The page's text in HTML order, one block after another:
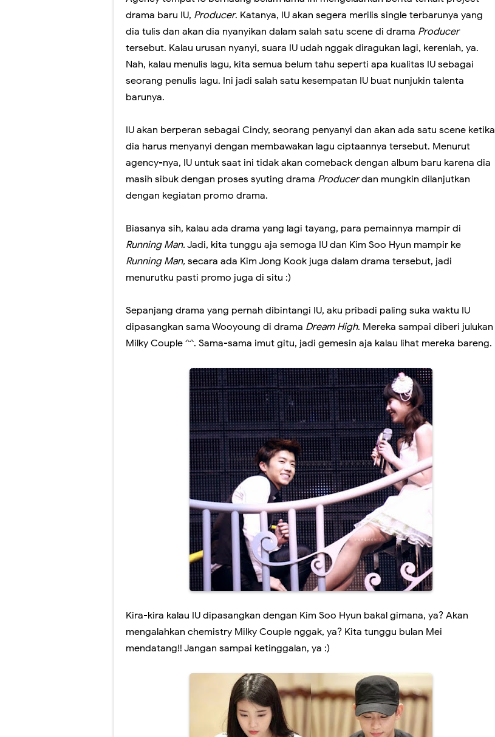
drama baru IU, Producer. Katanya, IU akan segera merilis single terbarunya yang
dia tulis dan akan dia nyanyikan dalam salah satu scene di drama Producer
tersebut. Kalau urusan nyanyi, suara IU udah nggak diragukan lagi, kerenlah, ya.
Nah, kalau menulis lagu, kita semua belum tahu seperti apa kualitas IU sebagai
seorang penulis lagu. Ini jadi salah satu kesempatan IU buat nunjukin talenta
barunya.
IU akan berperan sebagai Cindy, seorang penyanyi dan akan ada satu scene ketika
dia harus menyanyi dengan membawakan lagu ciptaannya tersebut. Menurut
agency-nya, IU untuk saat ini tidak akan comeback dengan album baru karena dia
masih sibuk dengan proses syuting drama Producerdan mungkin dilanjutkan
dengan kegiatan promo drama.
Biasanya sih, kalau ada drama yang lagi tayang, para pemainnya mampir di
Running Man. Jadi, kita tunggu aja semoga IU dan Kim Soo Hyun mampir ke
Running Man, secara ada Kim Jong Kook juga dalam drama tersebut, jadi
menurutku pasti promo juga di situ :)
Sepanjang drama yang pernah dibintangi IU, aku pribadi paling suka waktu IU
dipasangkan sama Wooyoung di drama Dream High. Mereka sampai diberi julukan
Milky Couple ^^. Sama-sama imut gitu, jadi gemesin aja kalau lihat mereka bareng.
Kira-kira kalau IU dipasangkan dengan Kim Soo Hyun bakal gimana, ya? Akan
mengalahkan chemistry Milky Couple nggak, ya? Kita tunggu bulan Mei
mendatang!! Jangan sampai ketinggalan, ya :)